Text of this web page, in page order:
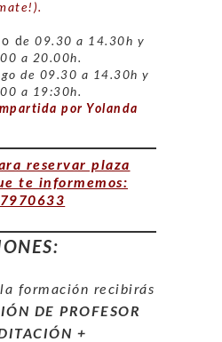
d e 09.30 a 14.30h y
a 20.00h.
de 09.30 a 14.30h y
a 19:30h.
por Yolanda
reservar plaza
te informemos:
formación recibirás
DE PROFESOR
+